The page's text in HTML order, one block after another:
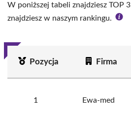
W poniższej tabeli znajdziesz TOP
znajdziesz w naszym rankingu.
Pozycja Firma
1 Ewa-med